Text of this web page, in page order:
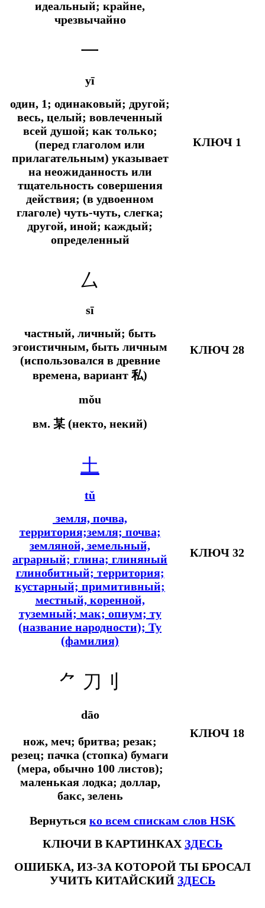
идеальный; крайне,
чрезвычайно
一
yī
один, 1; одинаковый; другой;
весь, целый; вовлеченный
всей душой; как только;
(перед глаголом или
прилагательным) указывает
на неожиданность или
тщательность совершения
действия; (в удвоенном
глаголе) чуть-чуть, слегка;
другой, иной; каждый;
определенный
КЛЮЧ 1
厶
sī
частный, личный; быть
эгоистичным, быть личным
(использовался в древние
времена, вариант 私)
mǒu
вм. 某 (некто, некий)
КЛЮЧ 28
土
tǔ
земля, почва,
территория;земля; почва;
земляной, земельный,
аграрный; глина; глиняный
глинобитный; территория;
кустарный; примитивный;
местный, коренной,
туземный; мак; опиум; ту
(название народности); Ту
(фамилия)
КЛЮЧ 32
⺈ 刀刂
dāo
нож, меч; бритва; резак;
резец; пачка (стопка) бумаги
(мера, обычно 100 листов);
маленькая лодка; доллар,
бакс, зелень
КЛЮЧ 18
Вернуться ко всем спискам слов HSK
КЛЮЧИ В КАРТИНКАХ ЗДЕСЬ
ОШИБКА, ИЗ-ЗА КОТОРОЙ ТЫ БРОСАЛ
УЧИТЬ КИТАЙСКИЙ ЗДЕСЬ